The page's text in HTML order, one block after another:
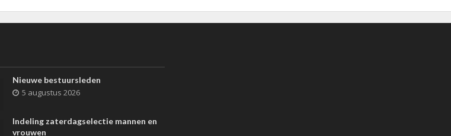
Nieuwe bestuursleden
5 augustus 2026
Indeling zaterdagselectie mannen en
vrouwen